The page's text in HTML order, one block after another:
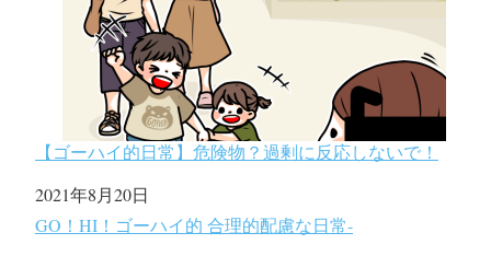
【ゴーハイ的日常】危険物？過剰に反応しないで！
日付
2021年8月20日
関連理由
GO！HI！ゴーハイ的 合理的配慮な日常-